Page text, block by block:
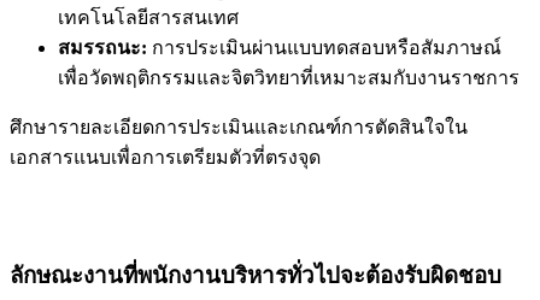
เทคโนโลยีสารสนเทศ
สมรรถนะ: การประเมินผ่านแบบทดสอบหรือสัมภาษณ์
เพื่อวัดพฤติกรรมและจิตวิทยาที่เหมาะสมกับงานราชการ
ศึกษารายละเอียดการประเมินและเกณฑ์การตัดสินใจใน
เอกสารแนบเพื่อการเตรียมตัวที่ตรงจุด
ลักษณะงานที่พนักงานบริหารทั่วไปจะต้องรับผิดชอบ